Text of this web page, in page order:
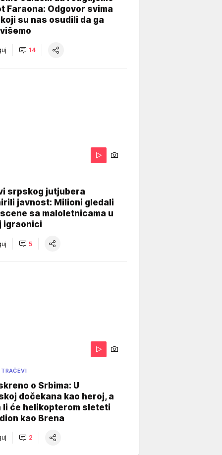
Faraona: Odgovor svima
su nas osudili da ga
14
srpskog jutjubera
javnost: Milioni gledali
sa maloletnicama u
igraonici
5
o Srbima: U
dočekana kao heroj, a
li će helikopterom sleteti
kao Brena
2